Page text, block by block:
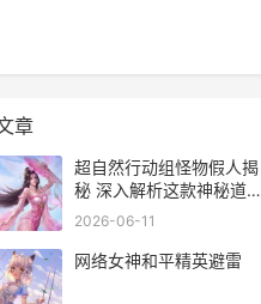
章
超自然行动组怪物假人揭
秘 深入解析这款神秘道具
的奥秘与用途
2026-06-11
网络女神和平精英避雷